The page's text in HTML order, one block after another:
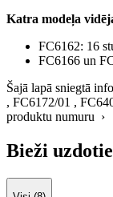
Katra modeļa
FC6162: 16
FC6166 un
Šajā lapā sniegtā
, FC6172/01 ,
produktu numuru ›
Bieži